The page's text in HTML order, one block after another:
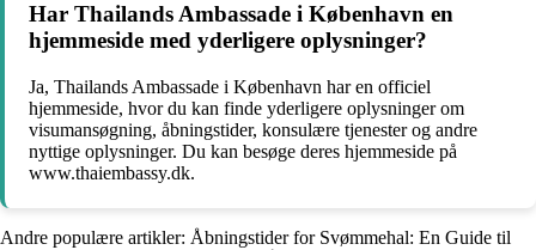
Har Thailands Ambassade i København en
hjemmeside med yderligere oplysninger?
Ja, Thailands Ambassade i København har en officiel
hjemmeside, hvor du kan finde yderligere oplysninger om
visumansøgning, åbningstider, konsulære tjenester og andre
nyttige oplysninger. Du kan besøge deres hjemmeside på
www.thaiembassy.dk.
Andre populære artikler: Åbningstider for Svømmehal: En Guide til